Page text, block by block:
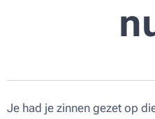
Je had je zinnen gezet op